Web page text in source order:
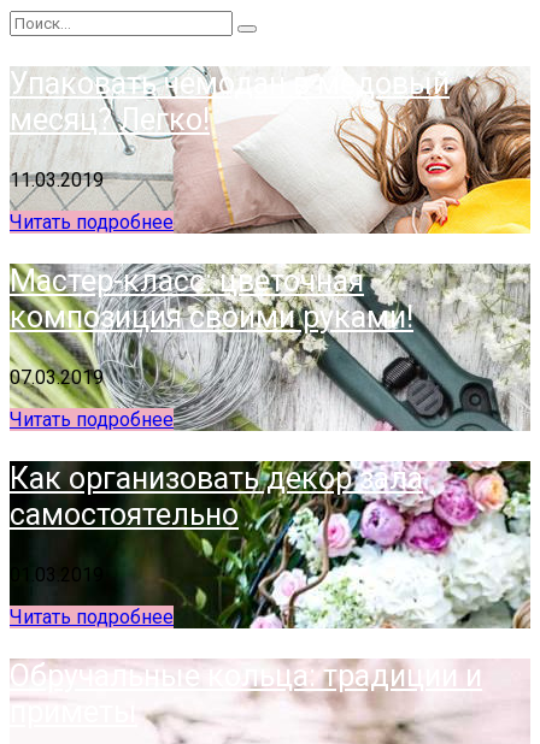
Упаковать чемодан в медовый
месяц? Легко!
11.03.2019
Читать подробнее
Мастер-класс: цветочная
композиция своими руками!
07.03.2019
Читать подробнее
Как организовать декор зала
самостоятельно
01.03.2019
Читать подробнее
Обручальные кольца: традиции и
приметы